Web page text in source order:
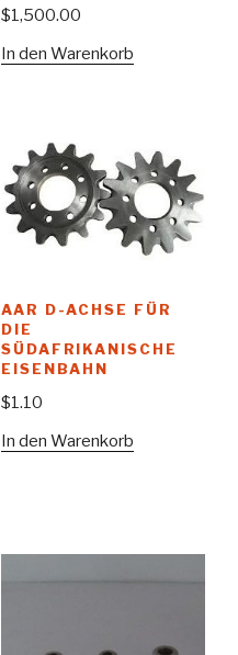
$1,500.00
In den Warenkorb
AAR D-ACHSE FÜR
DIE
SÜDAFRIKANISCHE
EISENBAHN
$1.10
In den Warenkorb